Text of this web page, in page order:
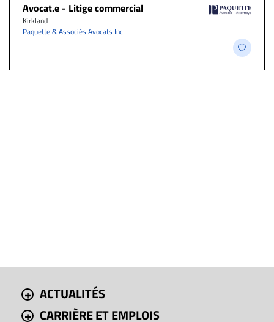
Avocat.e - Litige commercial
Kirkland
Paquette & Associés Avocats Inc
ACTUALITÉS
CARRIÈRE ET EMPLOIS